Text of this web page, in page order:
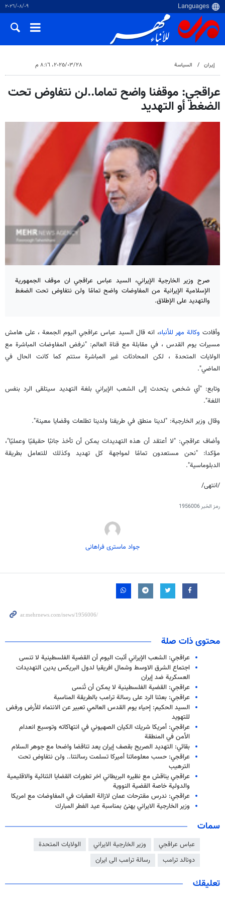
٠٩‏/٠٨‏/٢٠٢٦
إيران السياسة ٢٨‏/٠٣‏/٢٠٢٥، ٨:١٦ م
عراقجي: موقفنا واضح تماما..لن نتفاوض تحت
الضغط أو التهديد
صرح وزير الخارجية الإيراني، السيد عباس عراقجي ان موقف الجمهورية
الإسلامية الإيرانية من المفاوضات واضح تمامًا ولن نتفاوض تحت الضغط
والتهديد على الإطلاق.
وأفادت وكالة مهر للأنباء، انه قال السيد عباس عراقجي اليوم الجمعة ، على هامش
مسيرات يوم القدس ، في مقابلة مع قناة العالم: "نرفض المفاوضات المباشرة مع
الولايات المتحدة ، لكن المحادثات غير المباشرة ستتم كما كانت الحال في
الماضي".
وتابع: "أي شخص يتحدث إلى الشعب الإيراني بلغة التهديد سيتلقى الرد بنفس
اللغة".
وقال وزير الخارجية: "لدينا منطق في طريقنا ولدينا تطلعات وقضايا معينة".
وأضاف عراقجي: "لا أعتقد أن هذه التهديدات يمكن أن تأخذ جانبًا حقيقيًا وعمليًا"،
مؤكدا: "نحن مستعدون تمامًا لمواجهة كل تهديد وكذلك للتعامل بطريقة
الدبلوماسية".
/انتهى/
رمز الخبر1956006
جواد ماستری فراهانی
محتوى ذات صلة
عراقجي: الشعب الإيراني أثبت الیوم أن القضية الفلسطينية لا تنسى
اجتماع الشرق الاوسط وشمال افريقيا لدول البريكس يدين التهديدات
العسكرية ضد إيران
عراقجي: القضية الفلسطينية لا يمكن أن تُنسى
عراقجي: بعثنا الرد على رسالة ترامب بالطريقة المناسبة
السيد الحكيم: إحياء يوم القدس العالمي تعبير عن الانتماء للأرض ورفض
للتهويد
عراقجي: أمريكا شريك الكيان الصهيوني في انتهاكاته وتوسيع انعدام
الأمن في المنطقة
بقائي: التهديد الصريح بقصف إيران يعد تناقضا واضحا مع جوهر السلام
عراقجي: حسب معلوماتنا أميركا تسلمت رسالتنا.. ولن نتفاوض تحت
الترهيب
عراقجي يناقش مع نظيره البريطاني اخر تطورات القضايا الثنائية والاقليمية
والدولية خاصة القضية النووية
عراقجي: ندرس مقترحات عمان لازالة العقبات في المفاوضات مع امريكا
وزير الخارجية الايراني يهنئ بمناسبة عيد الفطر المبارك
سمات
عباس عراقجي وزير الخارجية الايراني
الولايات المتحدة
دونالد ترامب
رسالة ترامب الى ايران
تعليقك